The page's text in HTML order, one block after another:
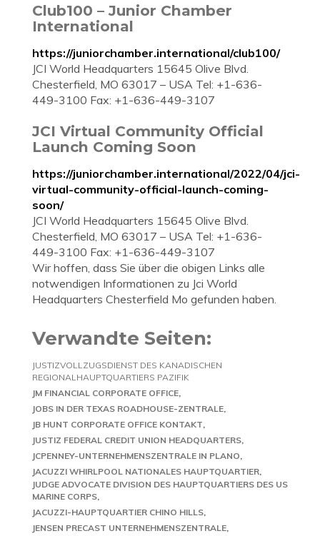
Club100 – Junior Chamber
International
https://juniorchamber.international/club100/
JCI World Headquarters 15645 Olive Blvd.
Chesterfield, MO 63017 – USA Tel: +1-636-
449-3100 Fax: +1-636-449-3107
JCI Virtual Community Official
Launch Coming Soon
https://juniorchamber.international/2022/04/jci-
virtual-community-official-launch-coming-
soon/
JCI World Headquarters 15645 Olive Blvd.
Chesterfield, MO 63017 – USA Tel: +1-636-
449-3100 Fax: +1-636-449-3107
Wir hoffen, dass Sie über die obigen Links alle
notwendigen Informationen zu Jci World
Headquarters Chesterfield Mo gefunden haben.
Verwandte Seiten:
JUSTIZVOLLZUGSDIENST DES KANADISCHEN
REGIONALHAUPTQUARTIERS PAZIFIK
JM FINANCIAL CORPORATE OFFICE
JOBS IN DER TEXAS ROADHOUSE-ZENTRALE
JB HUNT CORPORATE OFFICE KONTAKT
JUSTIZ FEDERAL CREDIT UNION HEADQUARTERS
JCPENNEY-UNTERNEHMENSZENTRALE IN PLANO
JACUZZI WHIRLPOOL NATIONALES HAUPTQUARTIER
JUDGE ADVOCATE DIVISION DES HAUPTQUARTIERS DES US
MARINE CORPS
JACUZZI-HAUPTQUARTIER CHINO HILLS
JENSEN PRECAST UNTERNEHMENSZENTRALE